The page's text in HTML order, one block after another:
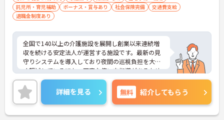
託児所・育児補助
ボーナス・賞与あり 社会保険完備
交通費支給
退職金制度あり
全国で140以上の介護施設を展開し創業以来連続増
収を続ける安定法人が運営する施設です。最新の見
守りシステムを導入しており夜間の巡視負担を大き
く軽減しているほか、丁寧な使い方指導があるため
安心して業務を始められます。月平均残業10時間程
度、住宅手当や子供手当、1食300円の食事補助など
生活を支える福利厚生が大変充実しています。『ハ
タラクエール2023』の認証も取得しており、資格取
得支援や職種別研修制度を通じて着実なキャリアア
詳細を見る 無料 紹介してもらう